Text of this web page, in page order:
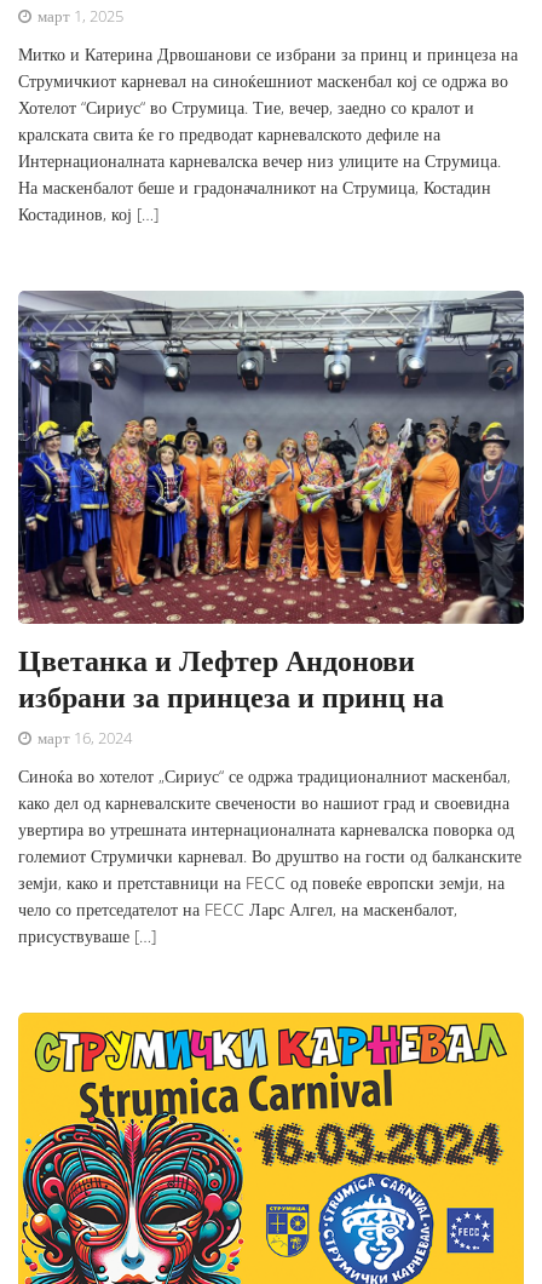
март 1, 2025
Митко и Катерина Дрвошанови се избрани за принц и принцеза на
Струмичкиот карневал на синоќешниот маскенбал кој се одржа во
Хотелот “Сириус“ во Струмица. Тие, вечер, заедно со кралот и
кралската свита ќе го предводат карневалското дефиле на
Интернационалната карневалска вечер низ улиците на Струмица.
На маскенбалот беше и градоначалникот на Струмица, Костадин
Костадинов, кој […]
Цветанка и Лефтер Андонови
избрани за принцеза и принц на
март 16, 2024
Синоќа во хотелот „Сириус“ се одржа традиционалниот маскенбал,
како дел од карневалските свечености во нашиот град и своевидна
увертира во утрешната интернационалната карневалска поворка од
големиот Струмички карневал. Во друштво на гости од балканските
земји, како и претставници на FECC од повеќе европски земји, на
чело со претседателот на FECC Ларс Алгел, на маскенбалот,
присуствуваше […]